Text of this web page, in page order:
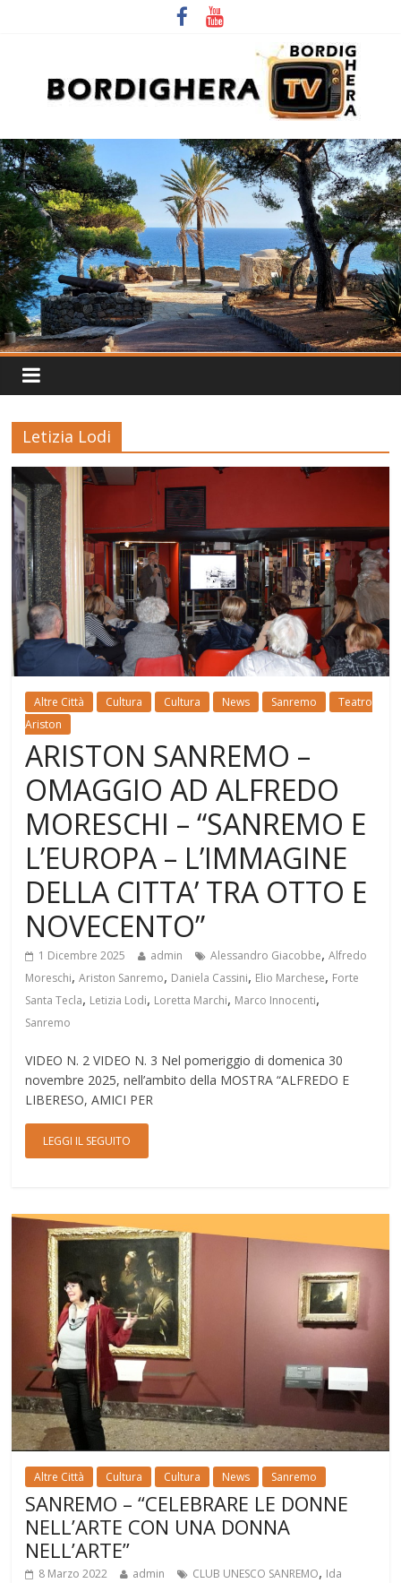
Letizia Lodi
Altre Città Cultura Cultura News Sanremo
Teatro
Ariston
ARISTON SANREMO –
OMAGGIO AD ALFREDO
MORESCHI – “SANREMO E
L’EUROPA – L’IMMAGINE
DELLA CITTA’ TRA OTTO E
NOVECENTO”
1 Dicembre 2025 admin Alessandro Giacobbe,Alfredo
Moreschi,Ariston Sanremo, Daniela Cassini, Elio Marchese, Forte
Santa Tecla, Letizia Lodi, Loretta Marchi, Marco Innocenti,
Sanremo
VIDEO N. 2 VIDEO N. 3 Nel pomeriggio di domenica 30
novembre 2025, nell’ambito della MOSTRA “ALFREDO E
LIBERESO, AMICI PER
LEGGI IL SEGUITO
Altre Città Cultura Cultura News Sanremo
SANREMO – “CELEBRARE LE DONNE
NELL’ARTE CON UNA DONNA
NELL’ARTE”
8 Marzo 2022 admin CLUB UNESCO SANREMO, Ida